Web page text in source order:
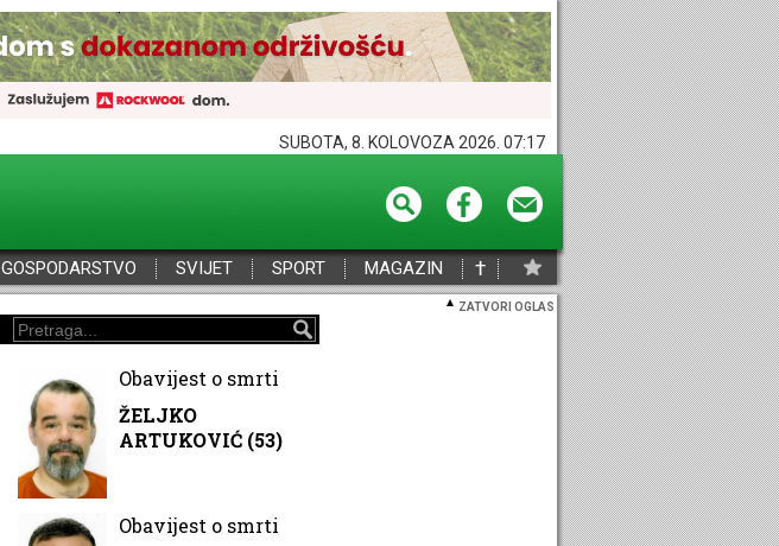
SUBOTA, 8. KOLOVOZA 2026. 07:17
GOSPODARSTVO SVIJET SPORT MAGAZIN †
ZATVORI OGLAS
Obavijest o smrti
ŽELJKO
ARTUKOVIĆ (53)
Obavijest o smrti